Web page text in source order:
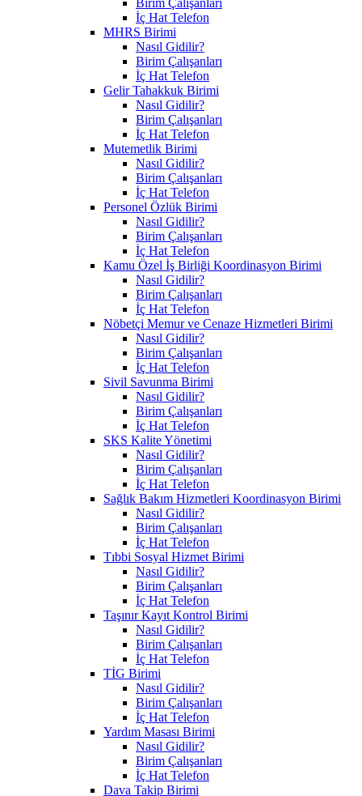
İç Hat Telefon
MHRS Birimi
Nasıl Gidilir?
Birim Çalışanları
İç Hat Telefon
Gelir Tahakkuk Birimi
Nasıl Gidilir?
Birim Çalışanları
İç Hat Telefon
Mutemetlik Birimi
Nasıl Gidilir?
Birim Çalışanları
İç Hat Telefon
Personel Özlük Birimi
Nasıl Gidilir?
Birim Çalışanları
İç Hat Telefon
Kamu Özel İş Birliği Koordinasyon Birimi
Nasıl Gidilir?
Birim Çalışanları
İç Hat Telefon
Nöbetçi Memur ve Cenaze Hizmetleri Birimi
Nasıl Gidilir?
Birim Çalışanları
İç Hat Telefon
Sivil Savunma Birimi
Nasıl Gidilir?
Birim Çalışanları
İç Hat Telefon
SKS Kalite Yönetimi
Nasıl Gidilir?
Birim Çalışanları
İç Hat Telefon
Sağlık Bakım Hizmetleri Koordinasyon Birimi
Nasıl Gidilir?
Birim Çalışanları
İç Hat Telefon
Tıbbi Sosyal Hizmet Birimi
Nasıl Gidilir?
Birim Çalışanları
İç Hat Telefon
Taşınır Kayıt Kontrol Birimi
Nasıl Gidilir?
Birim Çalışanları
İç Hat Telefon
TİG Birimi
Nasıl Gidilir?
Birim Çalışanları
İç Hat Telefon
Yardım Masası Birimi
Nasıl Gidilir?
Birim Çalışanları
İç Hat Telefon
Dava Takip Birimi